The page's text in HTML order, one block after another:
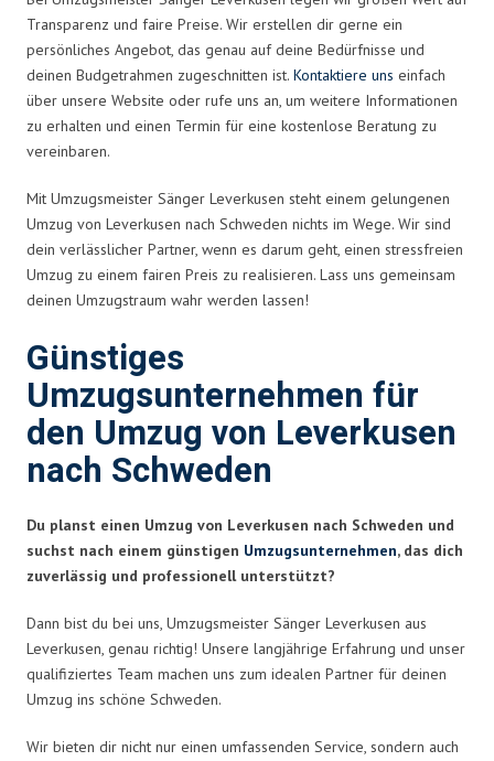
Transparenz und faire Preise. Wir erstellen dir gerne ein
persönliches Angebot, das genau auf deine Bedürfnisse und
deinen Budgetrahmen zugeschnitten ist. Kontaktiere uns einfach
über unsere Website oder rufe uns an, um weitere Informationen
zu erhalten und einen Termin für eine kostenlose Beratung zu
vereinbaren.
Mit Umzugsmeister Sänger Leverkusen steht einem gelungenen
Umzug von Leverkusen nach Schweden nichts im Wege. Wir sind
dein verlässlicher Partner, wenn es darum geht, einen stressfreien
Umzug zu einem fairen Preis zu realisieren. Lass uns gemeinsam
deinen Umzugstraum wahr werden lassen!
Günstiges
Umzugsunternehmen für
den Umzug von Leverkusen
nach Schweden
Du planst einen Umzug von Leverkusen nach Schweden und
suchst nach einem günstigen Umzugsunternehmen, das dich
zuverlässig und professionell unterstützt?
Dann bist du bei uns, Umzugsmeister Sänger Leverkusen aus
Leverkusen, genau richtig! Unsere langjährige Erfahrung und unser
qualifiziertes Team machen uns zum idealen Partner für deinen
Umzug ins schöne Schweden.
Wir bieten dir nicht nur einen umfassenden Service, sondern auch